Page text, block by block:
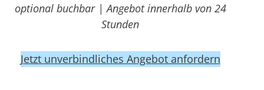
optional buchbar | Angebot innerhalb von 24
Stunden
Jetzt unverbindliches Angebot anfordern